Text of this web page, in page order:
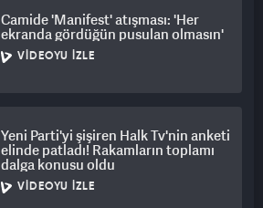
Camide 'Manifest' atışması: 'Her
ekranda gördüğün pusulan olmasın'
VIDEOYU İZLE
Yeni Parti'yi şişiren Halk Tv'nin anketi
elinde patladı! Rakamların toplamı
dalga konusu oldu
VIDEOYU İZLE